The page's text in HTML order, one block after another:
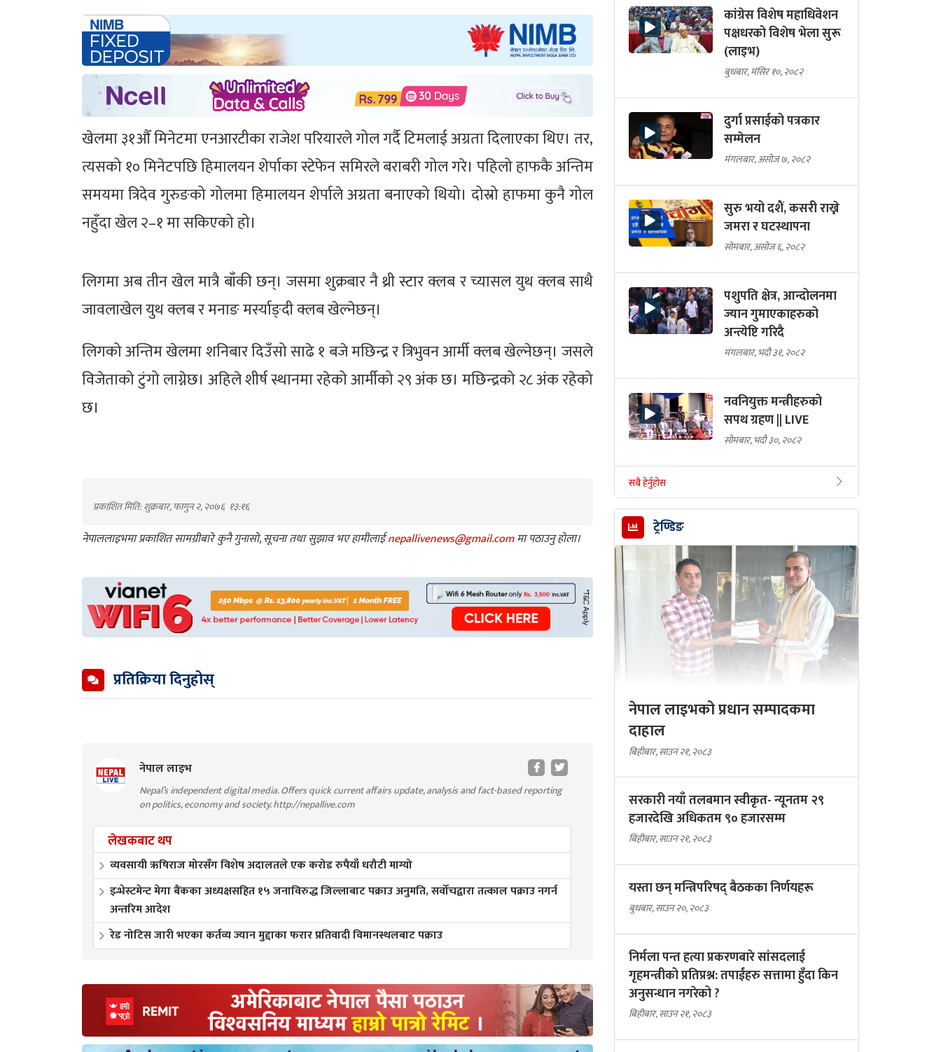
खेलमा ३१औँ मिनेटमा एनआरटीका राजेश परियारले गोल गर्दै टिमलाई अग्रता दिलाएका थिए। तर,
त्यसको १० मिनेटपछि हिमालयन शेर्पाका स्टेफेन समिरले बराबरी गोल गरे। पहिलो हाफकै अन्तिम
समयमा त्रिदेव गुरुङको गोलमा हिमालयन शेर्पाले अग्रता बनाएको थियो। दोस्रो हाफमा कुनै गोल
नहुँदा खेल २–१ मा सकिएको हो।
लिगमा अब तीन खेल मात्रै बाँकी छन्। जसमा शुक्रबार नै थ्री स्टार क्लब र च्यासल युथ क्लब साथै
जावलाखेल युथ क्लब र मनाङ मर्स्याङ्दी क्लब खेल्नेछन्।
लिगको अन्तिम खेलमा शनिबार दिउँसो साढे १ बजे मछिन्द्र र त्रिभुवन आर्मी क्लब खेल्नेछन्। जसले
विजेताको टुंगो लाग्नेछ। अहिले शीर्ष स्थानमा रहेको आर्मीको २९ अंक छ। मछिन्द्रको २८ अंक रहेको
छ।
प्रकाशित मिति: शुक्रबार, फागुन २, २०७६ १३:१६
नेपाललाइभमा प्रकाशित सामग्रीबारे कुनै गुनासो, सूचना तथा सुझाव भए हामीलाईnepallivenews@gmail.comमा पठाउनु होला।
प्रतिक्रिया दिनुहोस्
नेपाल लाइभ
Nepal’s independent digital media. Offers quick current affairs update, analysis and fact-based reporting
on politics, economy and society. http://nepallive.com
लेखकबाट थप
व्यवसायी ऋषिराज मोरसँग विशेष अदालतले एक करोड रुपैयाँ धरौटी माग्यो
इन्भेस्टमेन्ट मेगा बैंकका अध्यक्षसहित १५ जनाविरुद्ध जिल्लाबाट पक्राउ अनुमति, सर्वोचद्वारा तत्काल पक्राउ नगर्न
अन्तरिम आदेश
रेड नोटिस जारी भएका कर्तव्य ज्यान मुद्दाका फरार प्रतिवादी विमानस्थलबाट पक्राउ
कांग्रेस विशेष महाधिवेशन
पक्षधरको विशेष भेला सुरू
(लाइभ)
बुधबार, मंसिर १०, २०८२
दुर्गा प्रसाईको पत्रकार
सम्मेलन
मंगलबार, असोज ७, २०८२
सुरु भयो दशैं, कसरी राख्ने
जमरा र घटस्थापना
सोमबार, असोज ६, २०८२
पशुपति क्षेत्र, आन्दोलनमा
ज्यान गुमाएकाहरुको
अन्त्येष्टि गरिदै
मंगलबार, भदौ ३१, २०८२
नवनियुक्त मन्त्रीहरुको
सपथ ग्रहण || LIVE
सोमबार, भदौ ३०, २०८२
सबै हेर्नुहोस
ट्रेण्डिङ
नेपाल लाइभको प्रधान सम्पादकमा
दाहाल
बिहीबार, साउन २१, २०८३
सरकारी नयाँ तलबमान स्वीकृत- न्यूनतम २९
हजारदेखि अधिकतम ९० हजारसम्म
बिहीबार, साउन २१, २०८३
यस्ता छन् मन्त्रिपरिषद् बैठकका निर्णयहरू
बुधबार, साउन २०, २०८३
निर्मला पन्त हत्या प्रकरणबारे सांसदलाई
गृहमन्त्रीको प्रतिप्रश्न: तपाईंहरु सत्तामा हुँदा किन
अनुसन्धान नगरेको ?
बिहीबार, साउन २१, २०८३